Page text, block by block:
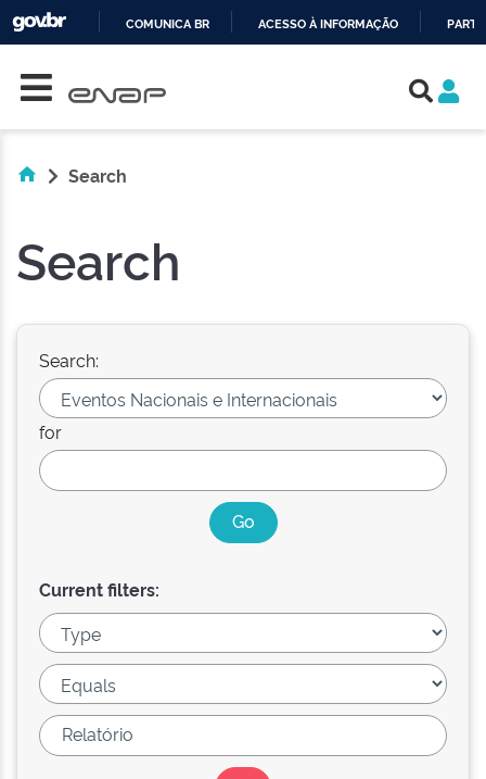
COMUNICA BR ACESSO À INFORMAÇÃO
Search
Search
Search:
for
Current filters: